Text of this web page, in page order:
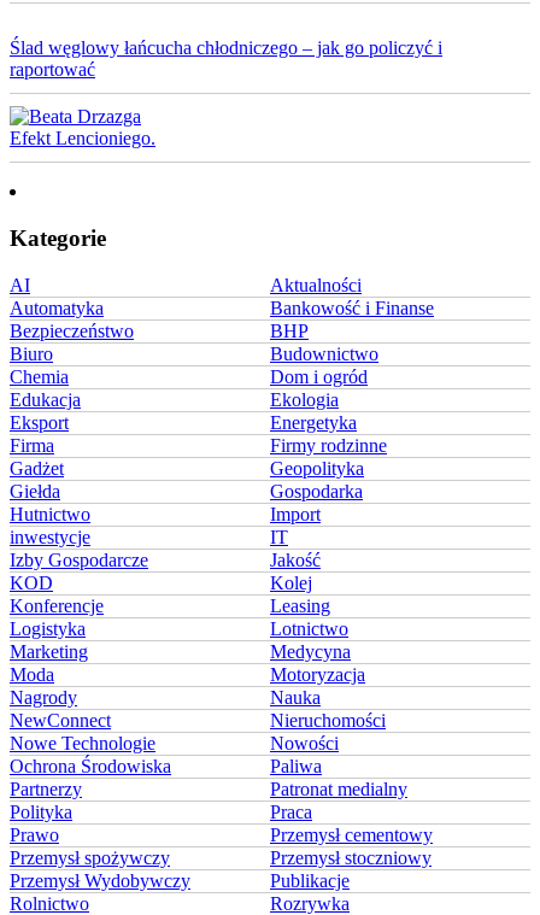
Ślad węglowy łańcucha chłodniczego – jak go policzyć i
raportować
Efekt Lencioniego.
Kategorie
AI
Aktualności
Automatyka
Bankowość i Finanse
Bezpieczeństwo
BHP
Biuro
Budownictwo
Chemia
Dom i ogród
Edukacja
Ekologia
Eksport
Energetyka
Firma
Firmy rodzinne
Gadżet
Geopolityka
Giełda
Gospodarka
Hutnictwo
Import
inwestycje
IT
Izby Gospodarcze
Jakość
KOD
Kolej
Konferencje
Leasing
Logistyka
Lotnictwo
Marketing
Medycyna
Moda
Motoryzacja
Nagrody
Nauka
NewConnect
Nieruchomości
Nowe Technologie
Nowości
Ochrona Środowiska
Paliwa
Partnerzy
Patronat medialny
Polityka
Praca
Prawo
Przemysł cementowy
Przemysł spożywczy
Przemysł stoczniowy
Przemysł Wydobywczy
Publikacje
Rolnictwo
Rozrywka